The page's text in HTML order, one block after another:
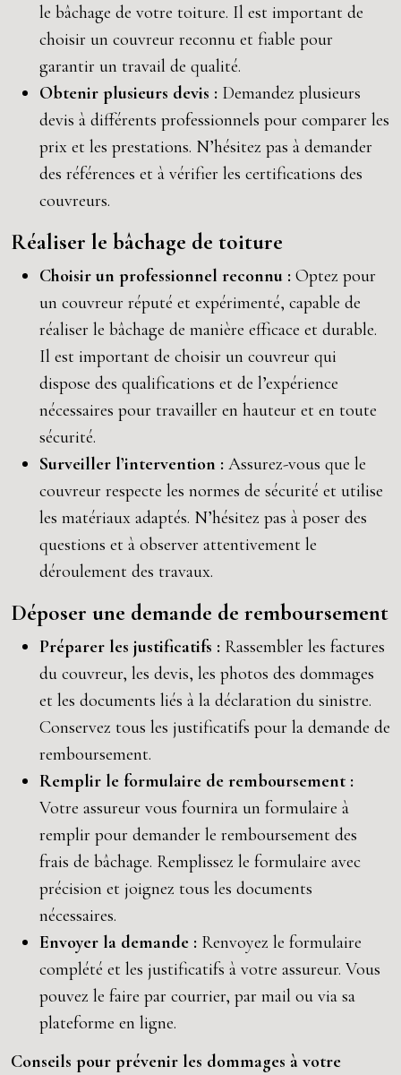
le bâchage de votre toiture. Il est important de
choisir un couvreur reconnu et fiable pour
garantir un travail de qualité.
Obtenir plusieurs devis : Demandez plusieurs
devis à différents professionnels pour comparer les
prix et les prestations. N’hésitez pas à demander
des références et à vérifier les certifications des
couvreurs.
Réaliser le bâchage de toiture
Choisir un professionnel reconnu : Optez pour
un couvreur réputé et expérimenté, capable de
réaliser le bâchage de manière efficace et durable.
Il est important de choisir un couvreur qui
dispose des qualifications et de l’expérience
nécessaires pour travailler en hauteur et en toute
sécurité.
Surveiller l’intervention : Assurez-vous que le
couvreur respecte les normes de sécurité et utilise
les matériaux adaptés. N’hésitez pas à poser des
questions et à observer attentivement le
déroulement des travaux.
Déposer une demande de remboursement
Préparer les justificatifs : Rassembler les factures
du couvreur, les devis, les photos des dommages
et les documents liés à la déclaration du sinistre.
Conservez tous les justificatifs pour la demande de
remboursement.
Remplir le formulaire de remboursement :
Votre assureur vous fournira un formulaire à
remplir pour demander le remboursement des
frais de bâchage. Remplissez le formulaire avec
précision et joignez tous les documents
nécessaires.
Envoyer la demande : Renvoyez le formulaire
complété et les justificatifs à votre assureur. Vous
pouvez le faire par courrier, par mail ou via sa
plateforme en ligne.
Conseils pour prévenir les dommages à votre